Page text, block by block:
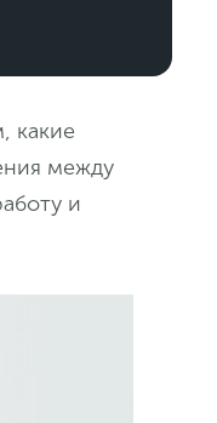
какие
между
и